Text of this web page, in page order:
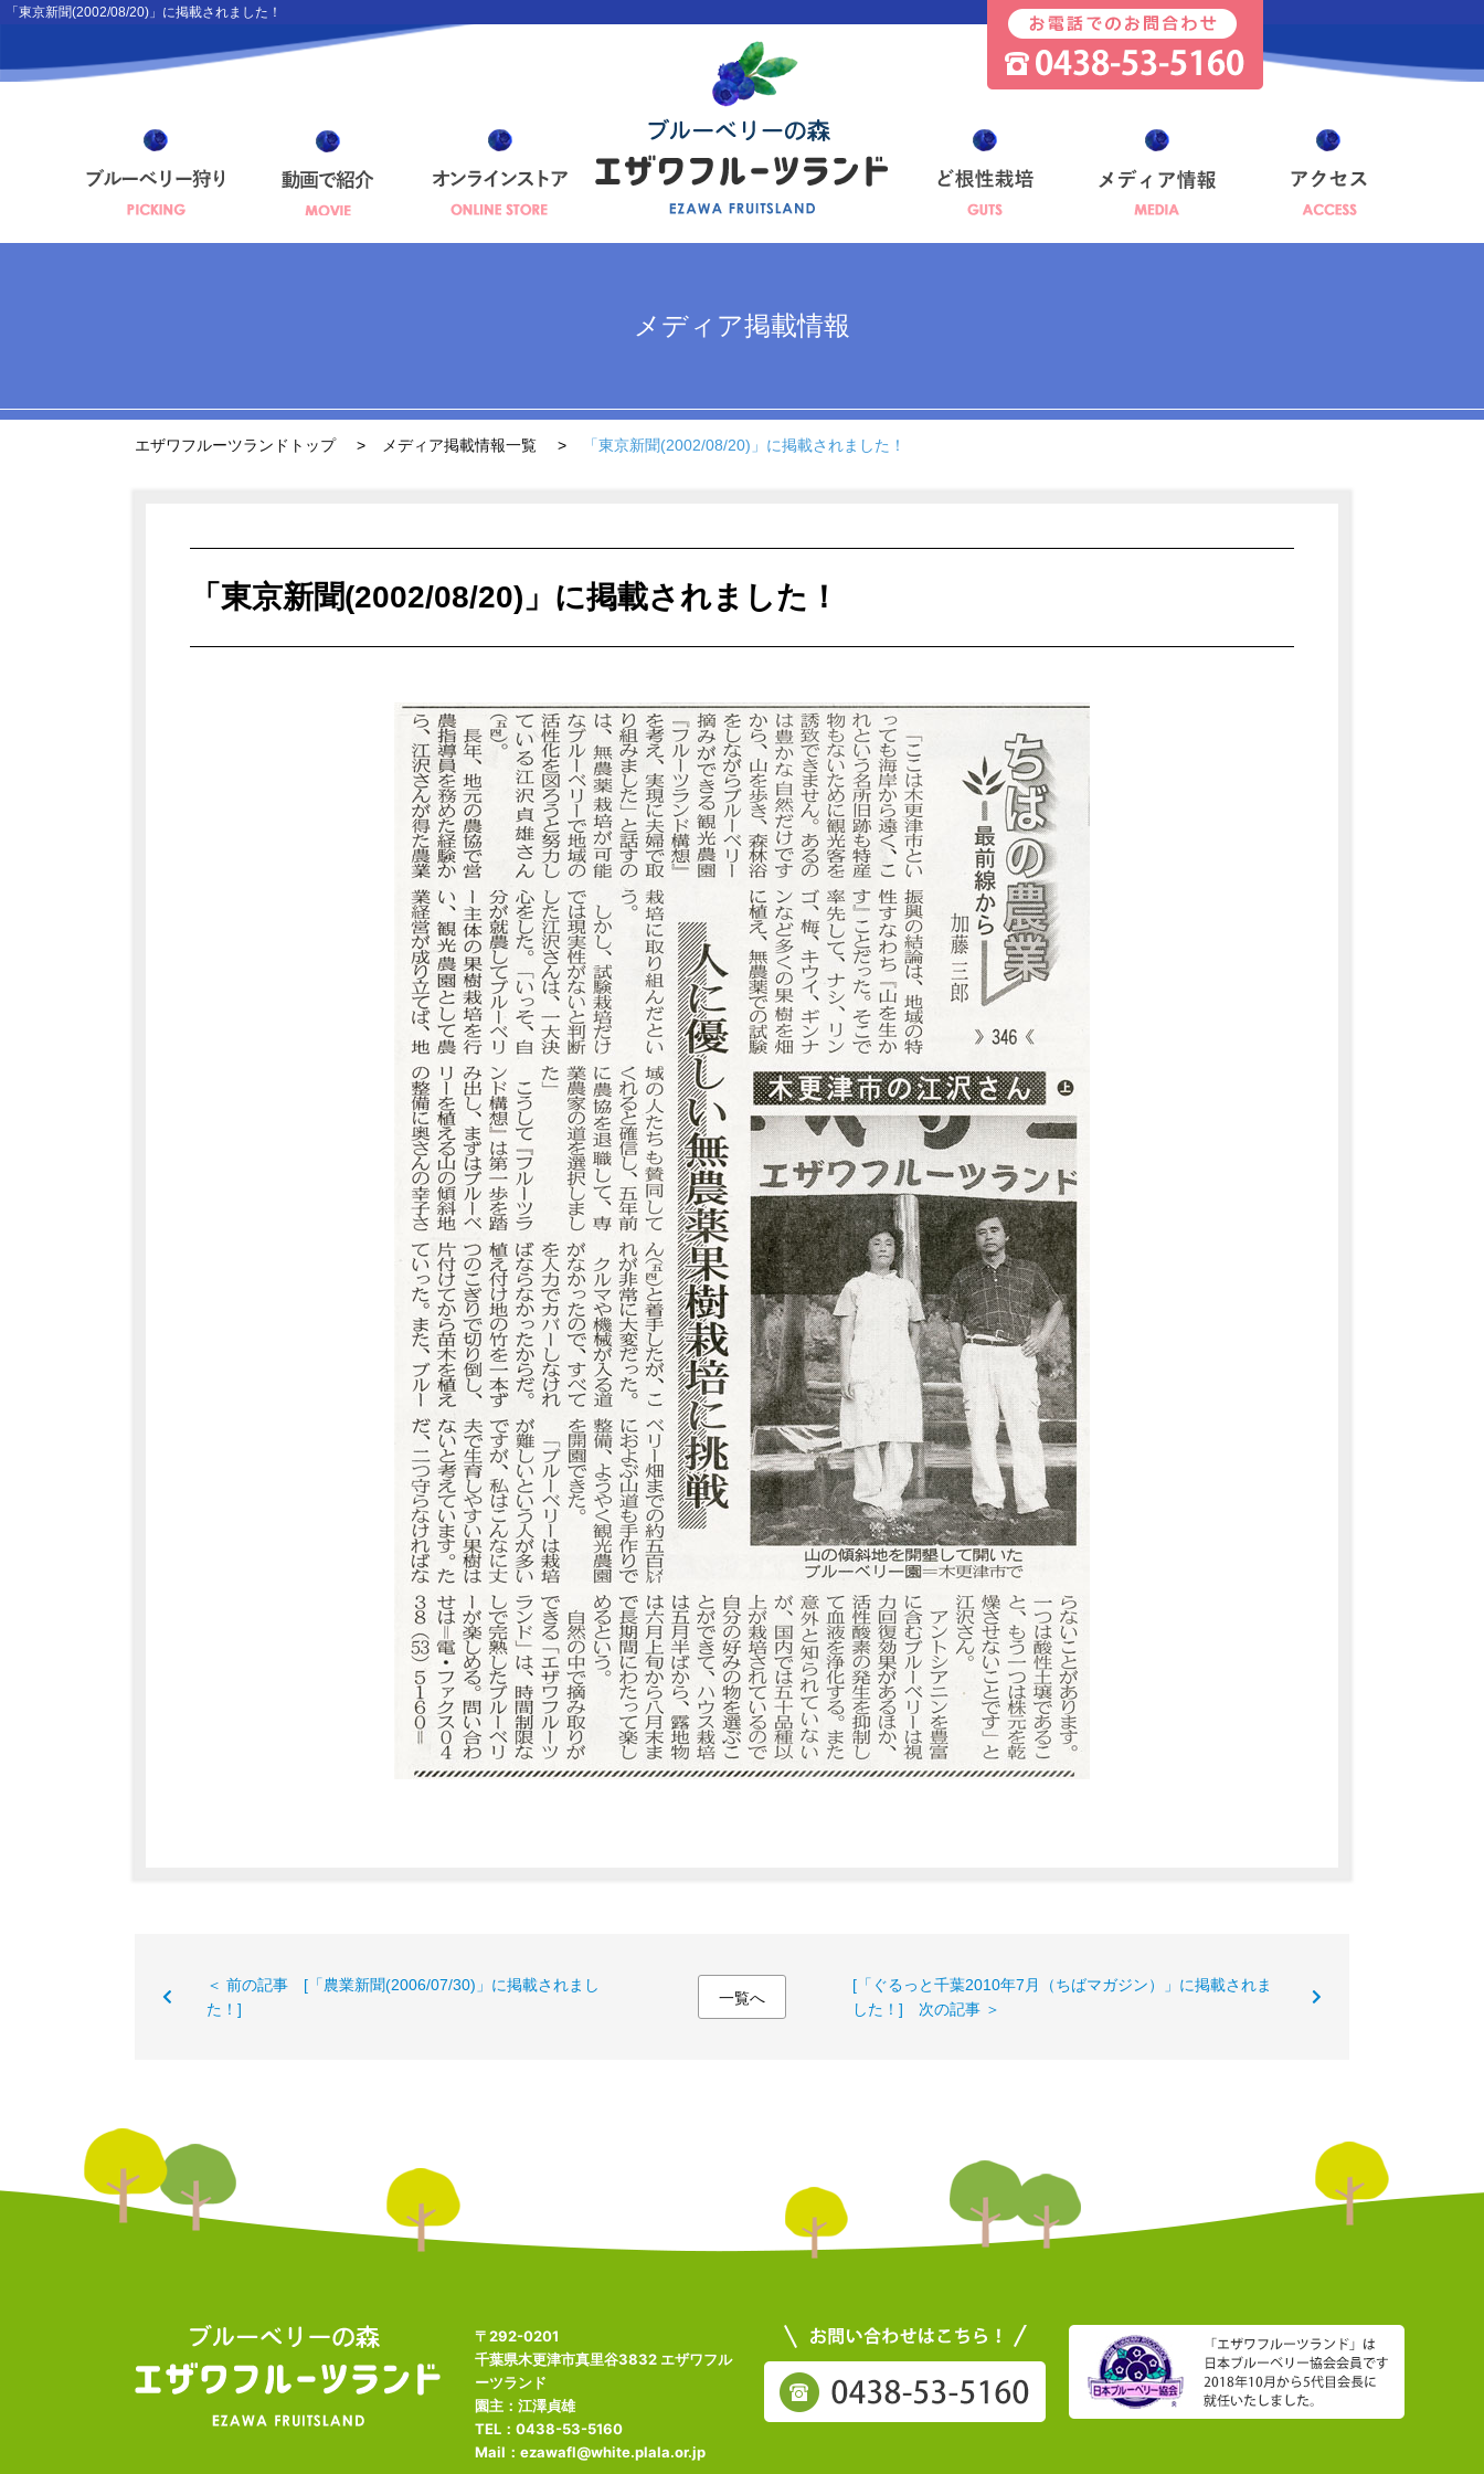
「東京新聞(2002/08/20)」に掲載されました！
メディア掲載情報
エザワフルーツランドトップ メディア掲載情報一覧 「東京新聞(2002/08/20)」に掲載されました！
「東京新聞(2002/08/20)」に掲載されました！
＜ 前の記事 [「農業新聞(2006/07/30)」に掲載されまし
た！]
一覧へ
[「ぐるっと千葉2010年7月（ちばマガジン）」に掲載されま
した！] 次の記事 ＞
〒292-0201
千葉県木更津市真里谷3832 エザワフル
ーツランド
園主：江澤貞雄
TEL：0438-53-5160
Mail：ezawafl@white.plala.or.jp